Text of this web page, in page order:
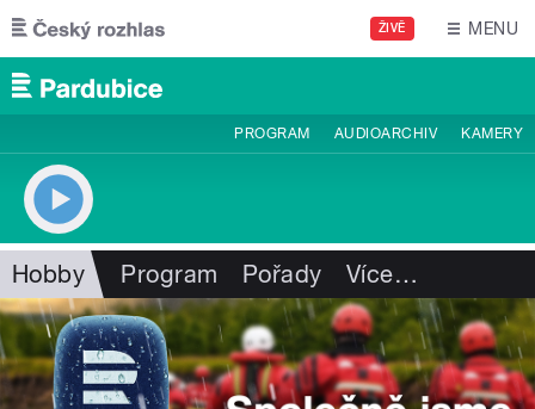
Přejít k hlavnímu obsahu
ŽIVĚ MENU
PROGRAM AUDIOARCHIV KAMERY
Hobby Program Pořady Více…